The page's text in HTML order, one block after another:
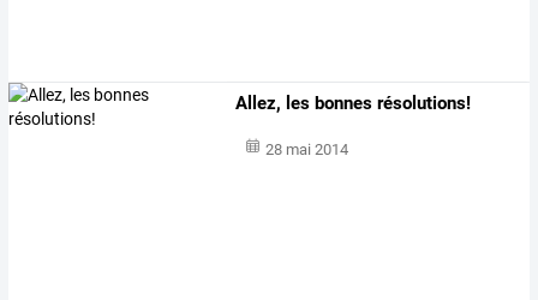
Allez, les bonnes résolutions!
28 mai 2014